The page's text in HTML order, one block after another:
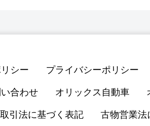
シー プライバシーポリシー
合わせ オリックス自動車
引法に基づく表記 古物営業法